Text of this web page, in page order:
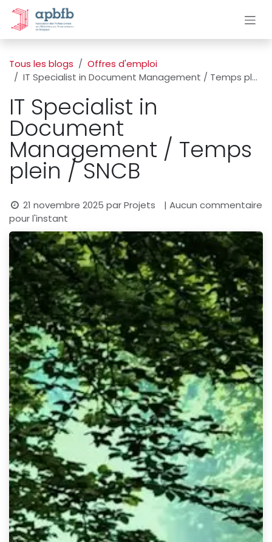
Se rendre au contenu
Tous les blogs
Offres d'emploi
IT Specialist in Document Management / Temps plein / SNCB
IT Specialist in
Document
Management / Temps
plein / SNCB
21 novembre 2025 parProjets
| Aucun commentaire
pour l'instant